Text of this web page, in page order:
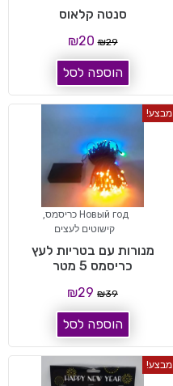
סנטה קלאוס
₪29
₪20
הוספה לסל
מבצע!
Новый год כריסמס
,
קישוטים לעצים
מנורות עם בטריות לעץ
כריסמס 5 מטר
₪39
₪29
הוספה לסל
מבצע!